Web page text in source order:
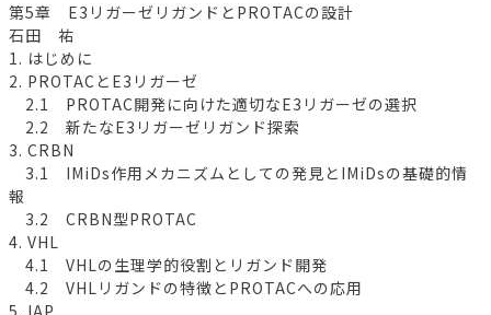
第5章 E3リガーゼリガンドとPROTACの設計
石田 祐
1. はじめに
2. PROTACとE3リガーゼ
2.1 PROTAC開発に向けた適切なE3リガーゼの選択
2.2 新たなE3リガーゼリガンド探索
3. CRBN
3.1 IMiDs作用メカニズムとしての発見とIMiDsの基礎的情
報
3.2 CRBN型PROTAC
4. VHL
4.1 VHLの生理学的役割とリガンド開発
4.2 VHLリガンドの特徴とPROTACへの応用